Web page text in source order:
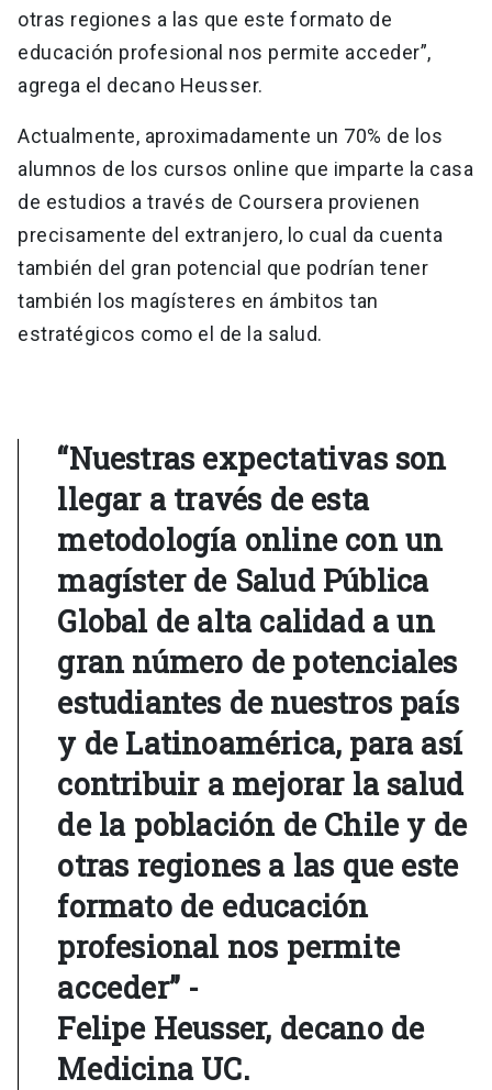
otras regiones a las que este formato de
educación profesional nos permite acceder”,
agrega el decano Heusser.
Actualmente, aproximadamente un 70% de los
alumnos de los cursos online que imparte la casa
de estudios a través de Coursera provienen
precisamente del extranjero, lo cual da cuenta
también del gran potencial que podrían tener
también los magísteres en ámbitos tan
estratégicos como el de la salud.
“Nuestras expectativas son
llegar a través de esta
metodología online con un
magíster de Salud Pública
Global de alta calidad a un
gran número de potenciales
estudiantes de nuestros país
y de Latinoamérica, para así
contribuir a mejorar la salud
de la población de Chile y de
otras regiones a las que este
formato de educación
profesional nos permite
acceder” -
Felipe Heusser, decano de
Medicina UC.